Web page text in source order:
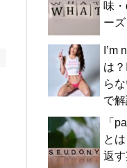
味
ー
I’m
は
ら
で解
「
と
返